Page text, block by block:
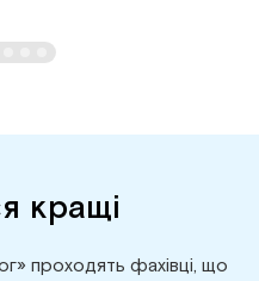
кращі
проходять фахівці, що